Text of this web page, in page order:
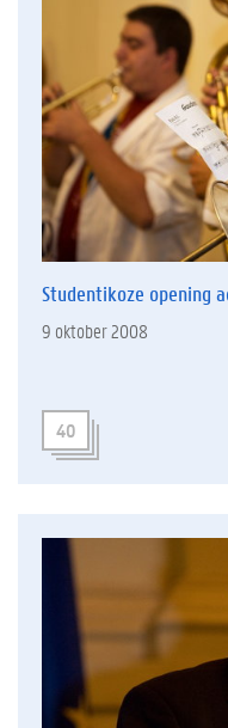
Studentikoze opening
9 oktober 2008
40